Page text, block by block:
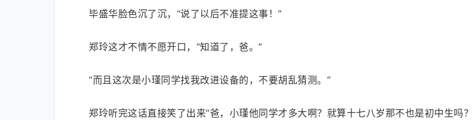
毕盛华脸色沉了沉，“说了以后不准提这事！”
郑玲这才不情不愿开口，“知道了，爸。”
“而且这次是小瑾同学找我改进设备的，不要胡乱猜测。”
郑玲听完这话直接笑了出来“爸，小瑾他同学才多大啊？就算十七八岁那不也是初中生吗